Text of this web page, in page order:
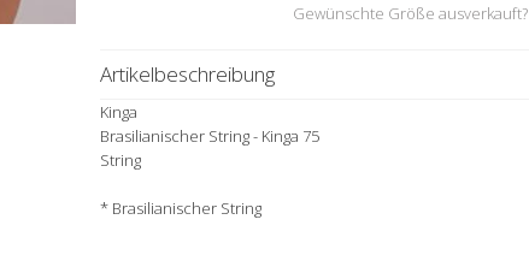
Gewünschte Größe ausverkauft?
Artikelbeschreibung
Kinga
Brasilianischer String - Kinga 75
String
* Brasilianischer String